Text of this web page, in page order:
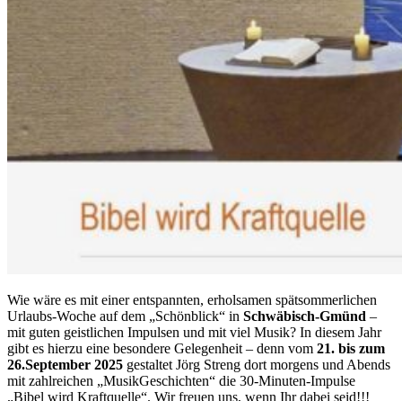
Wie wäre es mit einer entspannten, erholsamen spätsommerlichen
Urlaubs-Woche auf dem „Schönblick“ in Schwäbisch-Gmünd –
mit guten geistlichen Impulsen und mit viel Musik? In diesem Jahr
gibt es hierzu eine besondere Gelegenheit – denn vom 21. bis zum
26.September 2025 gestaltet Jörg Streng dort morgens und Abends
mit zahlreichen „MusikGeschichten“ die 30-Minuten-Impulse
„Bibel wird Kraftquelle“. Wir freuen uns, wenn Ihr dabei seid!!!